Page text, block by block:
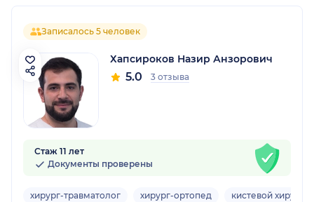
Записалось 5 человек
Хапсироков Назир Анзорович
5.0 3 отзыва
Стаж 11 лет
Документы проверены
хирург-травматолог хирург-ортопед кистевой хирург